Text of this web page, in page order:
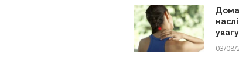
03/08/